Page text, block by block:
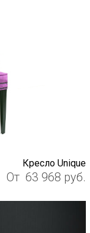
Кресло Unique
От 63 968 руб.